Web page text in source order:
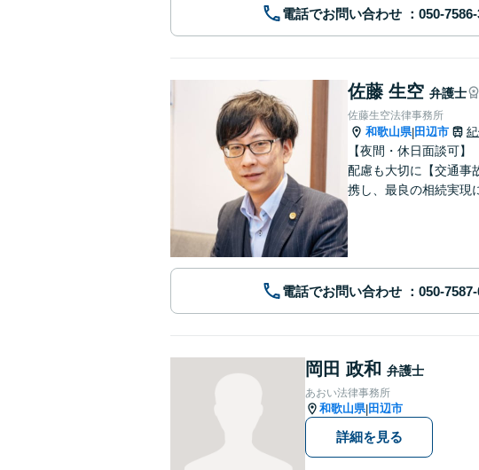
電話でお問い合わせ
佐藤 生空 弁護士
佐藤生空法律事務所
和歌山県|田辺市
【夜間・休日面談可
配慮も大切に【交通事
携し、最良の相続実現
電話でお問い合わせ
岡田 政和 弁護士
あおい法律事務所
和歌山県|田辺市
詳細を見る